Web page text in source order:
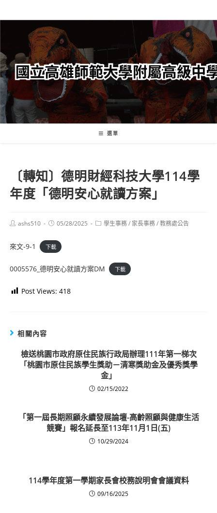
轉
要
內
容
選單
〔轉知〕德明財經科技大學114學
年度「德明安心就讀方案」
Postashs510
Post05/28/2025
Post學生事務/ 家長事務/教務處公告
來文-9-1 下載
0005576_德明安心就讀方案DM 下載
Post Views: 418
相關內容
檢送桃園市政府原住民族行政局辦理111年第一梯次
「桃園市原住民族學生獎助－清寒獎助金及優秀獎學
金」
02/15/2022
「第一屆長期照顧永續發展論壇-高齡照顧與健康生活
競賽」報名延長至113年11月1日(五)
10/29/2024
114學年度第一學期家長會校務說明會會議資料
09/16/2025